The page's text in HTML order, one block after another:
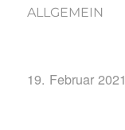
ALLGEMEIN
19. Februar 2021